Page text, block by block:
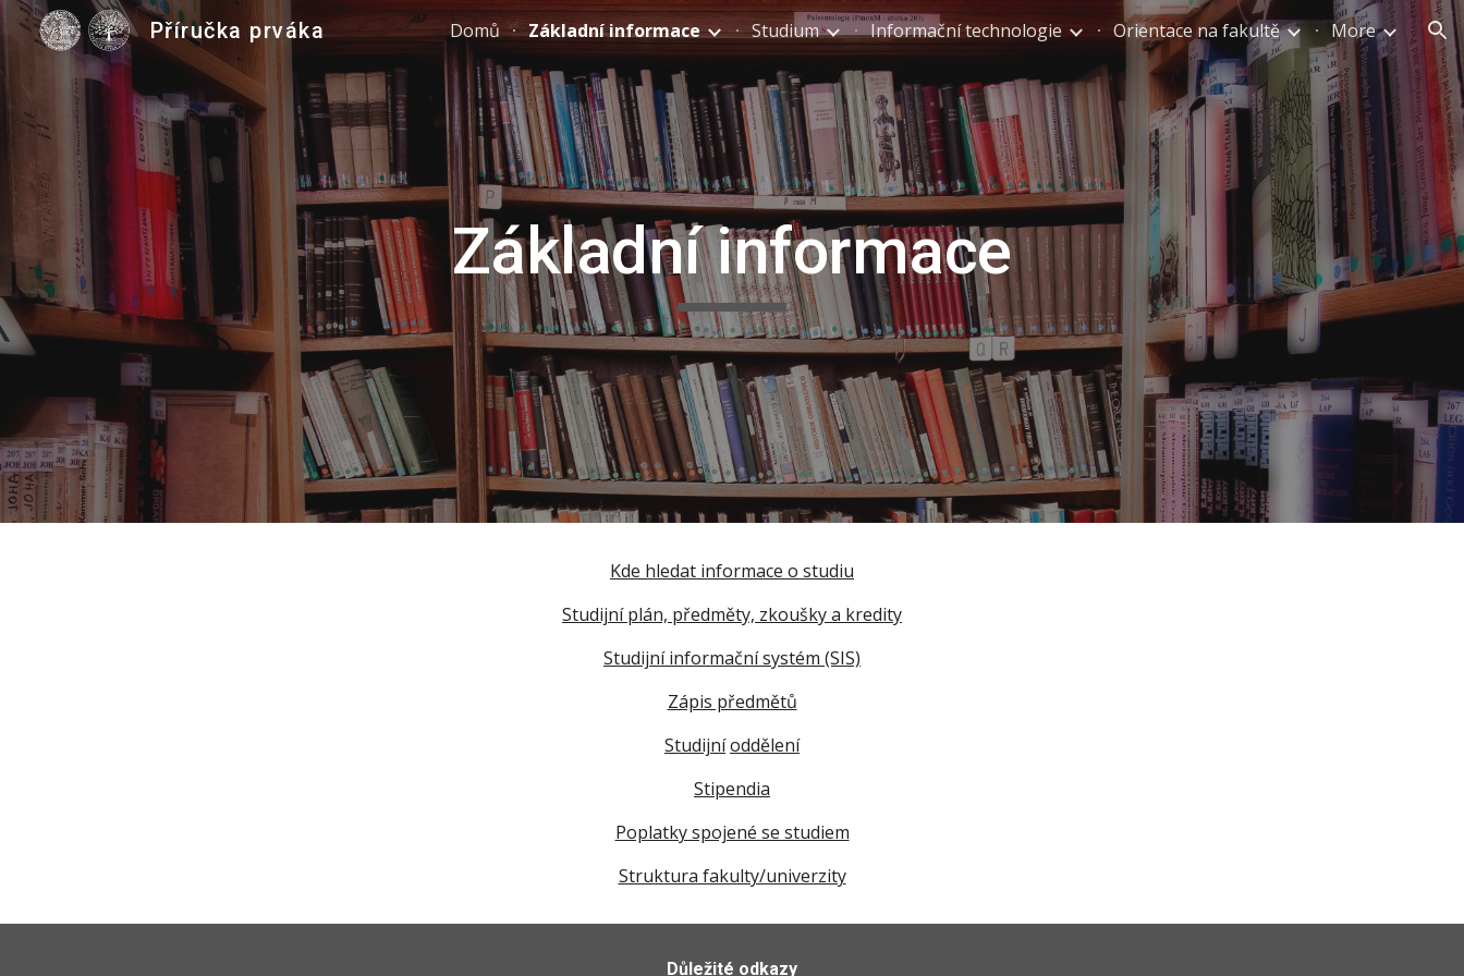
Skip to main content Skip to navigation
Příručka prváka Domů Základní informace Studium Informační technologie Orientace na fakultě More
Základní informace
Kde hledat informace o studiu
Studijní plán, předměty, zkoušky a kredity
Studijní informační systém (SIS)
Zápis předmětů
Studijníoddělení
Stipendia
Poplatky spojené se studiem
Struktura fakulty/univerzity
Důležité odkazy